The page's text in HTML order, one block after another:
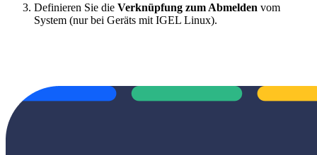
Definieren Sie die Verknüpfung zum Abmelden vom
System (nur bei Geräts mit IGEL Linux).